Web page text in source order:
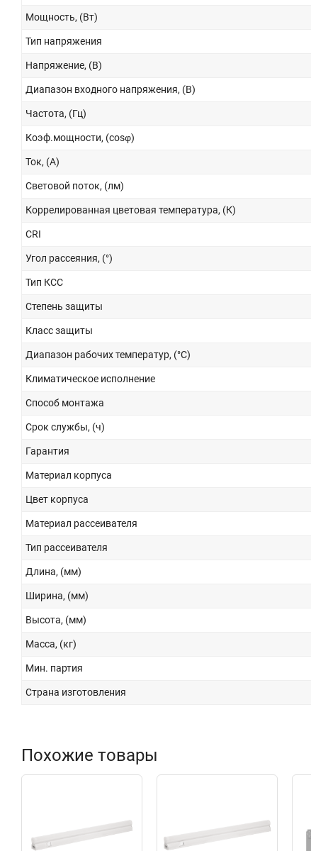
Мощность, (Вт)
Тип напряжения
Напряжение, (В)
Диапазон входного напряжения, (В)
Частота, (Гц)
Коэф.мощности, (cosφ)
Ток, (А)
Световой поток, (лм)
Коррелированная цветовая температура, (К)
CRI
Угол рассеяния, (°)
Тип КСС
Степень защиты
Класс защиты
Диапазон рабочих температур, (°С)
Климатическое исполнение
Способ монтажа
Срок службы, (ч)
Гарантия
Материал корпуса
Цвет корпуса
Материал рассеивателя
Тип рассеивателя
Длина, (мм)
Ширина, (мм)
Высота, (мм)
Масса, (кг)
Мин. партия
Страна изготовления
Похожие товары